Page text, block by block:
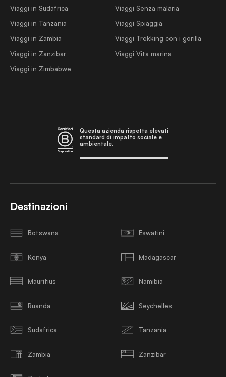
Viaggi in Sudafrica
Viaggi in Tanzania
Viaggi in Zambia
Viaggi in Zanzibar
Viaggi in Zimbabwe
Viaggi Senza malaria
Viaggi Spiaggia
Viaggi Trekking con i gorilla
Viaggi Vita marina
Questa azienda rispetta elevati
standard di impatto sociale e
ambientale.
Destinazioni
Botswana Eswatini
Kenya Madagascar
Mauritius Namibia
Ruanda Seychelles
Sudafrica Tanzania
Zambia Zanzibar